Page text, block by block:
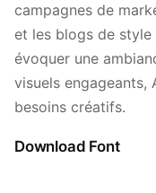
campagnes de
et les blogs de style
évoquer une
visuels engageants,
besoins créatifs.
Download Font